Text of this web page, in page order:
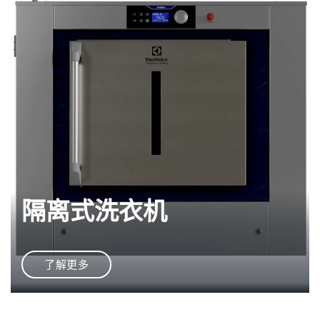
隔离式洗衣机
了解更多